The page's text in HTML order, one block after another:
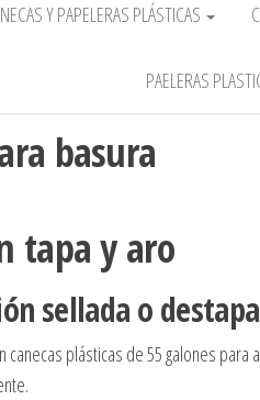
Y PAPELERAS PLÁSTICAS
PAELERAS
basura
tapa y aro
sellada o
canecas plásticas de 55 galones